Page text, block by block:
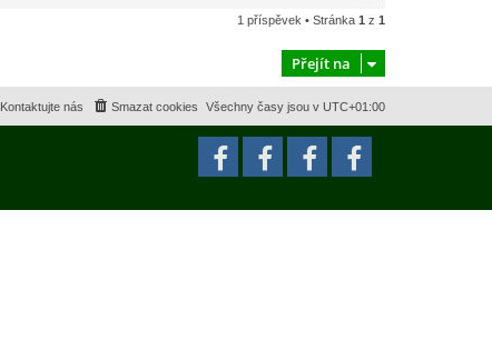
h
r
1 příspěvek • Stránka 1 z 1
Přejít na
Všechny časy jsou v UTC+01:00
Smazat cookies
Kontaktujte nás